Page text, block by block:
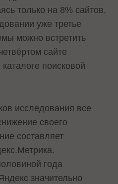
только на 8% сайтов,
уже третье
можно встретить
сайте
поисковой
исследования все
своего
составляет
года
значительно